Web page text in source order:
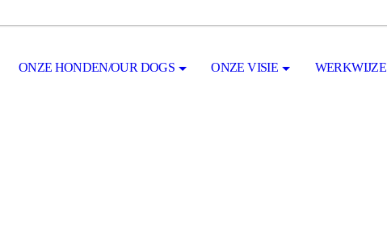
ONZE HONDEN/OUR DOGS ONZE VISIE WERKWIJZE